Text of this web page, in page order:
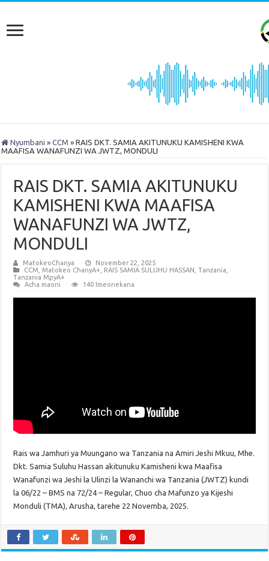
Nyumbani » CCM » RAIS DKT. SAMIA AKITUNUKU KAMISHENI KWA
MAAFISA WANAFUNZI WA JWTZ, MONDULI
RAIS DKT. SAMIA AKITUNUKU
KAMISHENI KWA MAAFISA
WANAFUNZI WA JWTZ,
MONDULI
MatokeoChanya
November 22, 2025
CCM
Matokeo ChanyA+ RAIS SAMIA SULUHU HASSAN ,Tanzania
Tanzania MpyA+
Acha maoni
140 Imeonekana
Rais wa Jamhuri ya Muungano wa Tanzania na Amiri Jeshi Mkuu, Mhe.
Dkt. Samia Suluhu Hassan akitunuku Kamisheni kwa Maafisa
Wanafunzi wa Jeshi la Ulinzi la Wananchi wa Tanzania (JWTZ) kundi
la 06/22 – BMS na 72/24 – Regular, Chuo cha Mafunzo ya Kijeshi
Monduli (TMA), Arusha, tarehe 22 Novemba, 2025.